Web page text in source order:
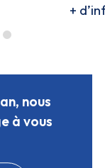
+
nous
à vous